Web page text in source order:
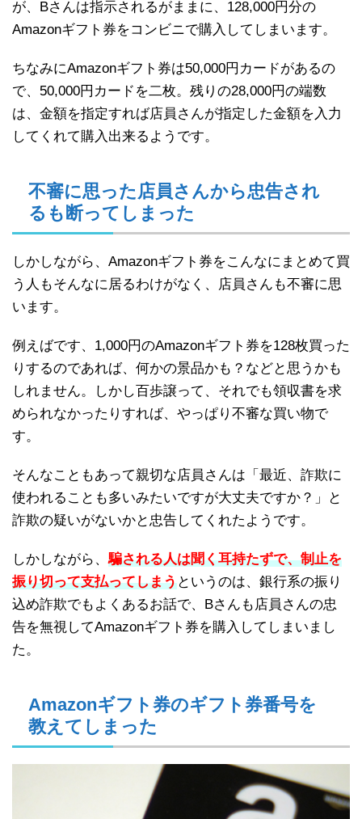
が、Bさんは指示されるがままに、128,000円分の
Amazonギフト券をコンビニで購入してしまいます。
ちなみにAmazonギフト券は50,000円カードがあるの
で、50,000円カードを二枚。残りの28,000円の端数
は、金額を指定すれば店員さんが指定した金額を入力
してくれて購入出来るようです。
不審に思った店員さんから忠告され
るも断ってしまった
しかしながら、Amazonギフト券をこんなにまとめて買
う人もそんなに居るわけがなく、店員さんも不審に思
います。
例えばです、1,000円のAmazonギフト券を128枚買った
りするのであれば、何かの景品かも？などと思うかも
しれません。しかし百歩譲って、それでも領収書を求
められなかったりすれば、やっぱり不審な買い物で
す。
そんなこともあって親切な店員さんは「最近、詐欺に
使われることも多いみたいですが大丈夫ですか？」と
詐欺の疑いがないかと忠告してくれたようです。
しかしながら、騙される人は聞く耳持たずで、制止を
振り切って支払ってしまうというのは、銀行系の振り
込め詐欺でもよくあるお話で、Bさんも店員さんの忠
告を無視してAmazonギフト券を購入してしまいまし
た。
Amazonギフト券のギフト券番号を
教えてしまった